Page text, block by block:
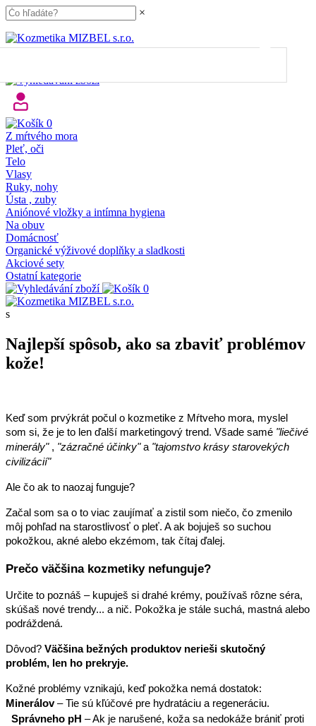
×
45.00€do dopravyZDARMA
0
Z mŕtvého mora
Pleť, oči
Telo
Vlasy
Ruky, nohy
Ústa , zuby
Aniónové vložky a intímna hygiena
Na obuv
Domácnosť
Organické výživové doplňky a sladkosti
Akciové sety
Ostatní kategorie
0
s
Najlepší spôsob, ako sa zbaviť problémov
kože!
Keď som prvýkrát počul o kozmetike z Mŕtveho mora, myslel
som si, že je to len ďalší marketingový trend. Všade samé "liečivé
minerály" , "zázračné účinky"a "tajomstvo krásy starovekých
civilizácií"
Ale čo ak to naozaj funguje?
Začal som sa o to viac zaujímať a zistil som niečo, čo zmenilo
môj pohľad na starostlivosť o pleť. A ak bojuješ so suchou
pokožkou, akné alebo ekzémom, tak čítaj ďalej.
Prečo väčšina kozmetiky nefunguje?
Určite to poznáš – kupuješ si drahé krémy, používaš rôzne séra,
skúšaš nové trendy... a nič. Pokožka je stále suchá, mastná alebo
podráždená.
Dôvod? Väčšina bežných produktov nerieši skutočný
problém, len ho prekryje.
Kožné problémy vznikajú, keď pokožka nemá dostatok:
Minerálov – Tie sú kľúčové pre hydratáciu a regeneráciu.
Správneho pH – Ak je narušené, koža sa nedokáže brániť proti